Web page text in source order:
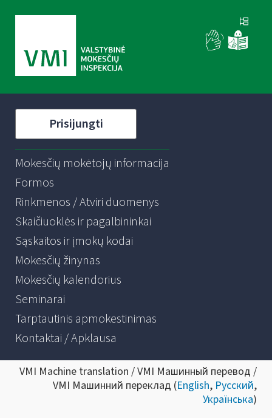
Prisijungti
Mokesčių mokėtojų informacija
Formos
Rinkmenos / Atviri duomenys
Skaičiuoklės ir pagalbininkai
Sąskaitos ir įmokų kodai
Mokesčių žinynas
Mokesčių kalendorius
Seminarai
Tarptautinis apmokestinimas
Kontaktai / Apklausa
VMI Machine translation / VMI Машинный перевод /
VMI Машинний переклад (English, Русский,
Українська)